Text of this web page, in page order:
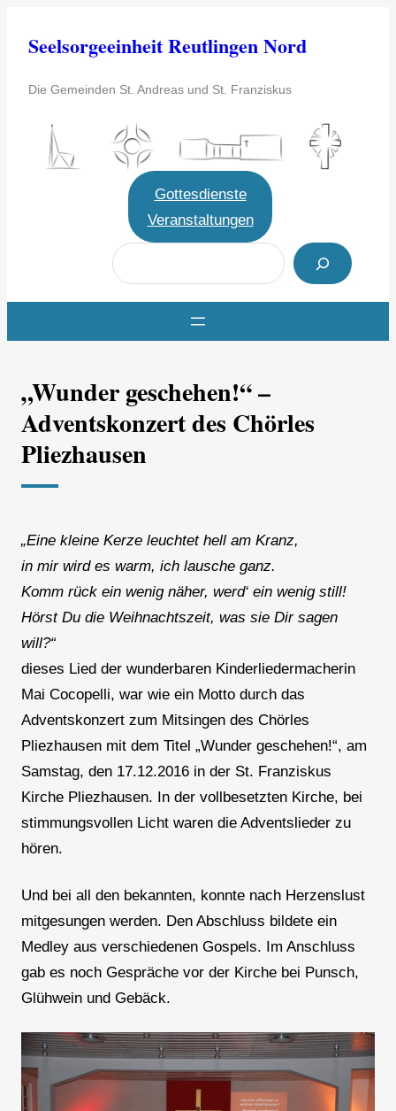
InhaltSeelsorgeeinheit Reutlingen Nord
Die Gemeinden St. Andreas und St. Franziskus
Gottesdienste
Veranstaltungen
S
u
c
„Wunder geschehen!“ –
Adventskonzert des Chörles
Pliezhausen
„Eine kleine Kerze leuchtet hell am Kranz,
in mir wird es warm, ich lausche ganz.
Komm rück ein wenig näher, werd‘ ein wenig still!
Hörst Du die Weihnachtszeit, was sie Dir sagen
will?“
dieses Lied der wunderbaren Kinderliedermacherin
Mai Cocopelli, war wie ein Motto durch das
Adventskonzert zum Mitsingen des Chörles
Pliezhausen mit dem Titel „Wunder geschehen!“, am
Samstag, den 17.12.2016 in der St. Franziskus
Kirche Pliezhausen. In der vollbesetzten Kirche, bei
stimmungsvollen Licht waren die Adventslieder zu
hören.
Und bei all den bekannten, konnte nach Herzenslust
mitgesungen werden. Den Abschluss bildete ein
Medley aus verschiedenen Gospels. Im Anschluss
gab es noch Gespräche vor der Kirche bei Punsch,
Glühwein und Gebäck.